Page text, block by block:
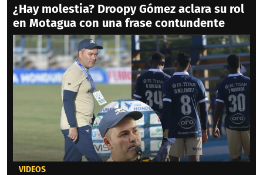
¿Hay molestia? Droopy Gómez aclara su rol
en Motagua con una frase contundente
VIDEOS